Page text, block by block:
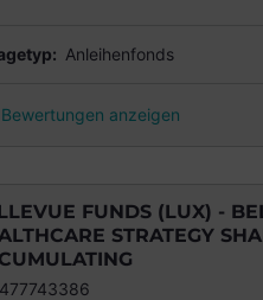
Anleihenfonds
Bewertungen anzeigen
FUNDS (LUX) -
STRATEGY